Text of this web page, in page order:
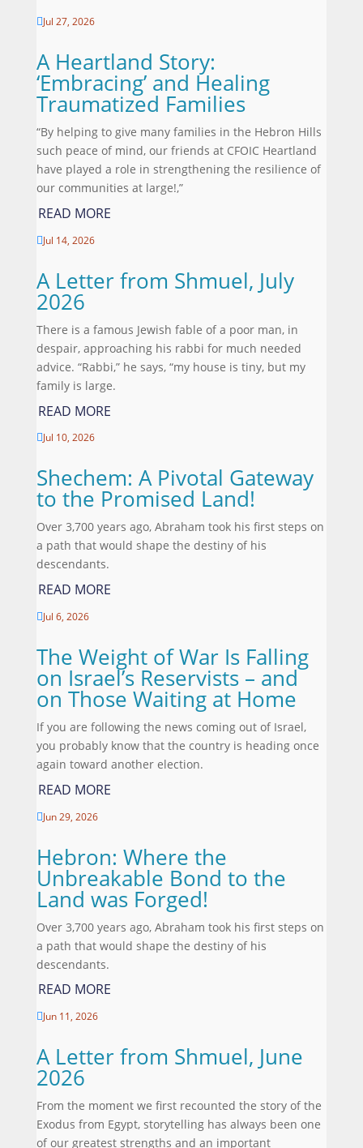
Jul 27, 2026
A Heartland Story:
‘Embracing’ and Healing
Traumatized Families
“By helping to give many families in the Hebron Hills
such peace of mind, our friends at CFOIC Heartland
have played a role in strengthening the resilience of
our communities at large!,”
READ MORE
Jul 14, 2026
A Letter from Shmuel, July
2026
There is a famous Jewish fable of a poor man, in
despair, approaching his rabbi for much needed
advice. “Rabbi,” he says, “my house is tiny, but my
family is large.
READ MORE
Jul 10, 2026
Shechem: A Pivotal Gateway
to the Promised Land!
Over 3,700 years ago, Abraham took his first steps on
a path that would shape the destiny of his
descendants.
READ MORE
Jul 6, 2026
The Weight of War Is Falling
on Israel’s Reservists – and
on Those Waiting at Home
If you are following the news coming out of Israel,
you probably know that the country is heading once
again toward another election.
READ MORE
Jun 29, 2026
Hebron: Where the
Unbreakable Bond to the
Land was Forged!
Over 3,700 years ago, Abraham took his first steps on
a path that would shape the destiny of his
descendants.
READ MORE
Jun 11, 2026
A Letter from Shmuel, June
2026
From the moment we first recounted the story of the
Exodus from Egypt, storytelling has always been one
of our greatest strengths and an important